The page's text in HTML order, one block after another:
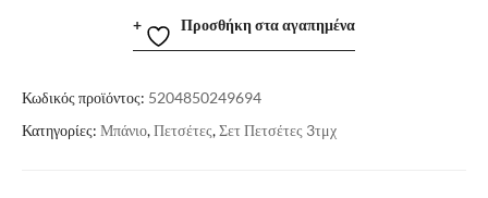
Προσθήκη στα αγαπημένα
Κωδικός προϊόντος: 5204850249694
Κατηγορίες: Μπάνιο,Πετσέτες,Σετ Πετσέτες 3τμχ